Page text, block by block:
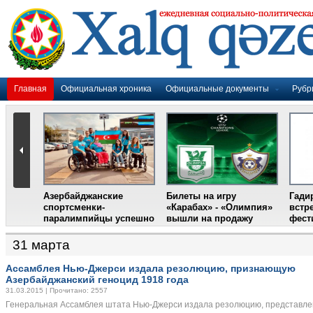
Главная Официальная хроника Официальные документы
Азербайджанские
спортсменки-
паралимпийцы успешно
выступили на III
Международном
фестивале парашютного
спорта
Билеты на игру
«Карабах» - «Олимпия»
вышли на продажу
31 марта
Ассамблея Нью-Джерси издала резолюцию, признающую
Азербайджанский геноцид 1918 года
31.03.2015 | Прочитано: 2557
Генеральная Ассамблея штата Нью-Джерси издала резолюцию,